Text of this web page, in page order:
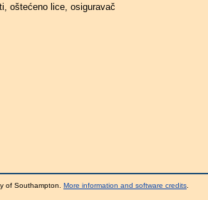
oštećeno lice, osiguravač
of Southampton. More information and software credits